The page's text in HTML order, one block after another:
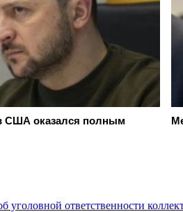
США оказался полным
уголовной ответственности